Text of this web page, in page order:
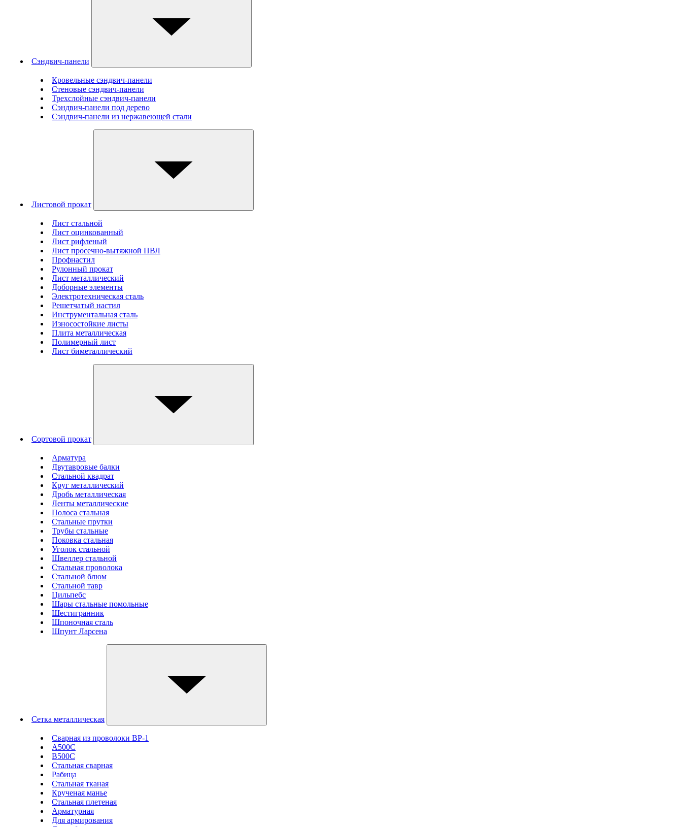
Сэндвич-панели
Кровельные сэндвич-панели
Стеновые cэндвич-панели
Трехслойные сэндвич-панели
Сэндвич-панели под дерево
Сэндвич-панели из нержавеющей стали
Листовой прокат
Лист стальной
Лист оцинкованный
Лист рифленый
Лист просечно-вытяжной ПВЛ
Профнастил
Рулонный прокат
Лист металлический
Доборные элементы
Электротехническая сталь
Решетчатый настил
Инструментальная сталь
Износостойкие листы
Плита металлическая
Полимерный лист
Лист биметаллический
Сортовой прокат
Арматура
Двутавровые балки
Стальной квадрат
Круг металлический
Дробь металлическая
Ленты металлические
Полоса стальная
Стальные прутки
Трубы стальные
Поковка стальная
Уголок стальной
Швеллер стальной
Стальная проволока
Стальной блюм
Стальной тавр
Цильпебс
Шары стальные помольные
Шестигранник
Шпоночная сталь
Шпунт Ларсена
Сетка металлическая
Сварная из проволоки ВР-1
А500С
В500С
Стальная сварная
Рабица
Стальная тканая
Крученая манье
Стальная плетеная
Арматурная
Для армирования